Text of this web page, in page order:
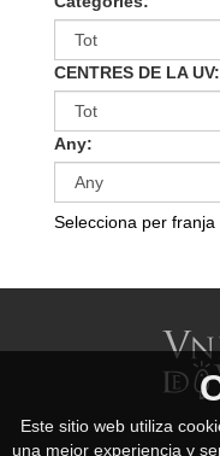
CENTRES DE LA UV:
Any:
Selecciona per franja
Este sitio web utiliza
una mejor experiencia y